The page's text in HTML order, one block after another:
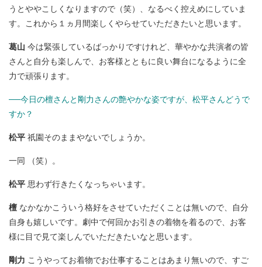
うとややこしくなりますので（笑）、なるべく控えめにしていま
す。これから１ヵ月間楽しくやらせていただきたいと思います。
葛山 今は緊張しているばっかりですけれど、華やかな共演者の皆
さんと自分も楽しんで、お客様とともに良い舞台になるように全
力で頑張ります。
──今日の檀さんと剛力さんの艶やかな姿ですが、松平さんどうで
すか？
松平 祇園そのままやないでしょうか。
一同 （笑）。
松平 思わず行きたくなっちゃいます。
檀 なかなかこういう格好をさせていただくことは無いので、自分
自身も嬉しいです。劇中で何回かお引きの着物を着るので、お客
様に目で見て楽しんでいただきたいなと思います。
剛力 こうやってお着物でお仕事することはあまり無いので、すご